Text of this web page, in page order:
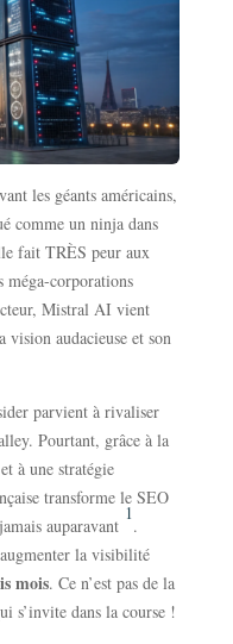
les géants américains,
comme un ninja dans
fait TRÈS peur aux
méga-corporations
Mistral AI vient
vision audacieuse et son
parvient à rivaliser
Pourtant, grâce à la
à une stratégie
transforme le SEO
auparavant
1
.
la visibilité
mois. Ce n’est pas de la
s’invite dans la course !